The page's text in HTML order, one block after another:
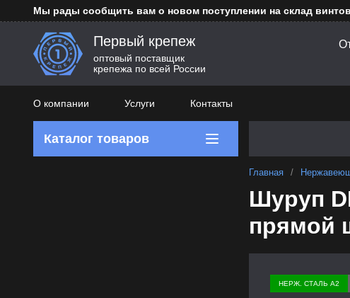
Мы рады сообщить вам о новом поступлении на склад
Первый крепеж
оптовый поставщик
крепежа по всей России
О компании Услуги Контакты
Каталог товаров
Главная /
Шуруп
прямой
НЕРЖ. СТАЛЬ А2